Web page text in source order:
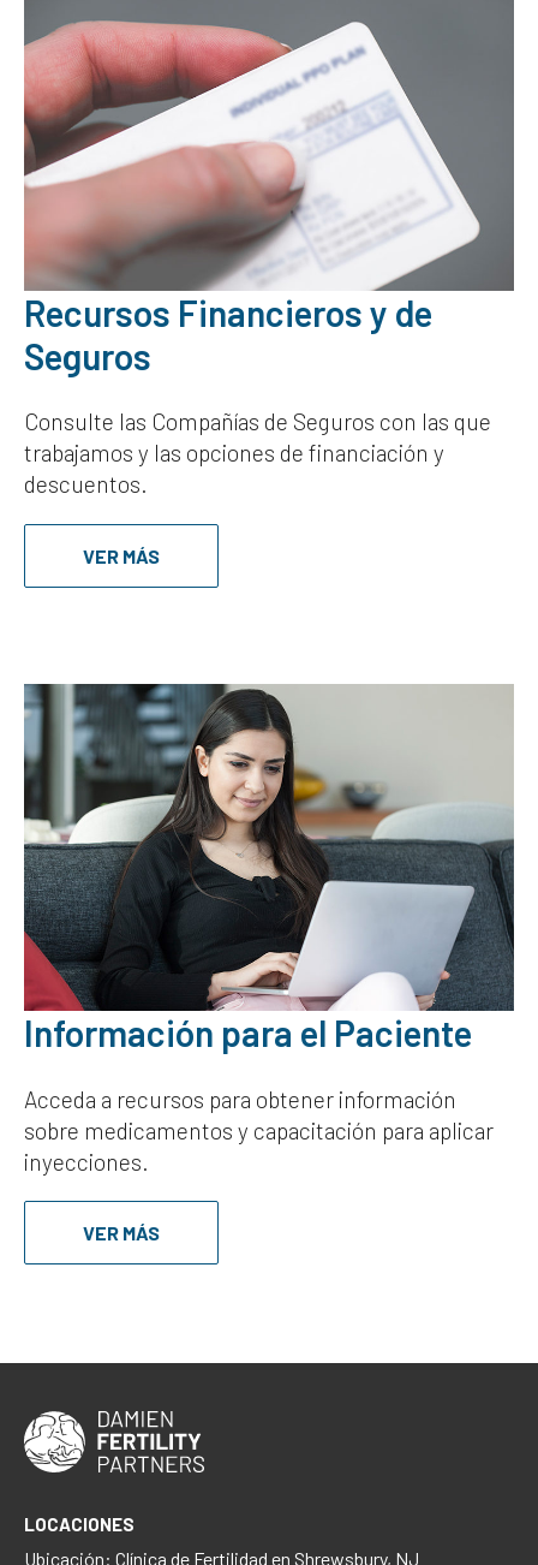
Recursos Financieros y de
Seguros
Consulte las Compañías de Seguros con las que
trabajamos y las opciones de financiación y
descuentos.
VER MÁS
Información para el Paciente
Acceda a recursos para obtener información
sobre medicamentos y capacitación para aplicar
inyecciones.
VER MÁS
LOCACIONES
Ubicación: Clínica de Fertilidad en Shrewsbury, NJ